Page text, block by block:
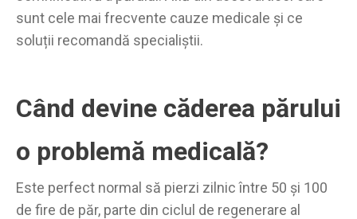
sunt cele mai frecvente cauze medicale și ce
soluții recomandă specialiștii.
Când devine căderea părului
o problemă medicală?
Este perfect normal să pierzi zilnic între 50 și 100
de fire de păr, parte din ciclul de regenerare al